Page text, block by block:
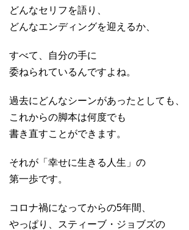
どんなセリフを語り、
どんなエンディングを迎えるか、
すべて、自分の手に
委ねられているんですよね。
過去にどんなシーンがあったとしても、
これからの脚本は何度でも
書き直すことができます。
それが「幸せに生きる人生」の
第一歩です。
コロナ禍になってからの5年間、
やっぱり、スティーブ・ジョブズの